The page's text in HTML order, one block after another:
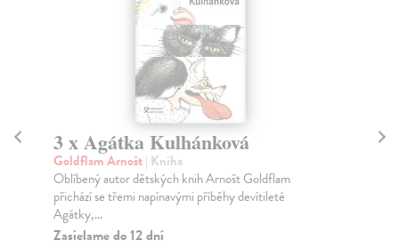
3 x Agátka Kulhánková
Goldflam Arnošt| Kniha
Oblíbený autor dětských knih Arnošt Goldflam
přichází se třemi napínavými příběhy devítileté
Agátky,...
Zasielame do 12 dní